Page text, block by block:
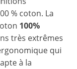
% coton. La
100%
très extrêmes
qui
à la